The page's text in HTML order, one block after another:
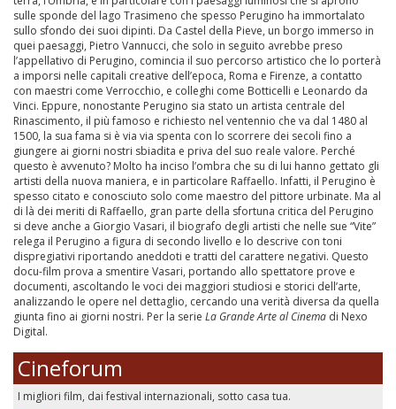
sulle sponde del lago Trasimeno che spesso Perugino ha immortalato
sullo sfondo dei suoi dipinti. Da Castel della Pieve, un borgo immerso in
quei paesaggi, Pietro Vannucci, che solo in seguito avrebbe preso
l’appellativo di Perugino, comincia il suo percorso artistico che lo porterà
a imporsi nelle capitali creative dell’epoca, Roma e Firenze, a contatto
con maestri come Verrocchio, e colleghi come Botticelli e Leonardo da
Vinci. Eppure, nonostante Perugino sia stato un artista centrale del
Rinascimento, il più famoso e richiesto nel ventennio che va dal 1480 al
1500, la sua fama si è via via spenta con lo scorrere dei secoli fino a
giungere ai giorni nostri sbiadita e priva del suo reale valore. Perché
questo è avvenuto? Molto ha inciso l’ombra che su di lui hanno gettato gli
artisti della nuova maniera, e in particolare Raffaello. Infatti, il Perugino è
spesso citato e conosciuto solo come maestro del pittore urbinate. Ma al
di là dei meriti di Raffaello, gran parte della sfortuna critica del Perugino
si deve anche a Giorgio Vasari, il biografo degli artisti che nelle sue “Vite”
relega il Perugino a figura di secondo livello e lo descrive con toni
dispregiativi riportando aneddoti e tratti del carattere negativi. Questo
docu-film prova a smentire Vasari, portando allo spettatore prove e
documenti, ascoltando le voci dei maggiori studiosi e storici dell’arte,
analizzando le opere nel dettaglio, cercando una verità diversa da quella
giunta fino ai giorni nostri. Per la serie La Grande Arte al Cinema di Nexo
Digital.
Cineforum
I migliori film, dai festival internazionali, sotto casa tua.